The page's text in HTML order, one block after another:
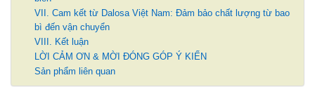
VII. Cam kết từ Dalosa Việt Nam: Đảm bảo chất lượng từ bao
bì đến vận chuyển
VIII. Kết luận
LỜI CẢM ƠN & MỜI ĐÓNG GÓP Ý KIẾN
Sản phẩm liên quan